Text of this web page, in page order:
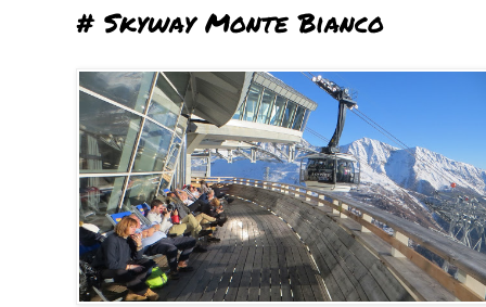
# Skyway Monte Bianco